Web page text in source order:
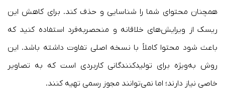
همچنان محتوای شما را شناسایی و حذف کند. برای کاهش این
ریسک از ویرایش‌های خلاقانه و منحصربه‌فرد استفاده کنید که
باعث شود محتوا کاملاً با نسخه اصلی تفاوت داشته باشد. این
روش به‌ویژه برای تولیدکنندگانی کاربردی است که به تصاویر
خاصی نیاز دارند؛ اما نمی‌توانند مجوز رسمی تهیه کنند.